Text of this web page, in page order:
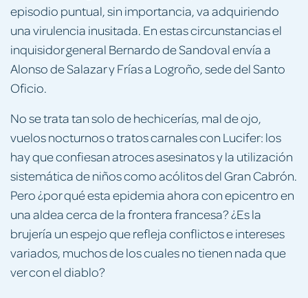
episodio puntual, sin importancia, va adquiriendo
una virulencia inusitada. En estas circunstancias el
inquisidor general Bernardo de Sandoval envía a
Alonso de Salazar y Frías a Logroño, sede del Santo
Oficio.
No se trata tan solo de hechicerías, mal de ojo,
vuelos nocturnos o tratos carnales con Lucifer: los
hay que confiesan atroces asesinatos y la utilización
sistemática de niños como acólitos del Gran Cabrón.
Pero ¿por qué esta epidemia ahora con epicentro en
una aldea cerca de la frontera francesa? ¿Es la
brujería un espejo que refleja conflictos e intereses
variados, muchos de los cuales no tienen nada que
ver con el diablo?